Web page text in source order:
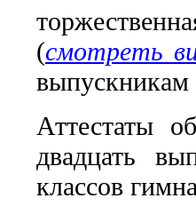
(смотреть
выпускникам
Аттестаты
двадцать
классов